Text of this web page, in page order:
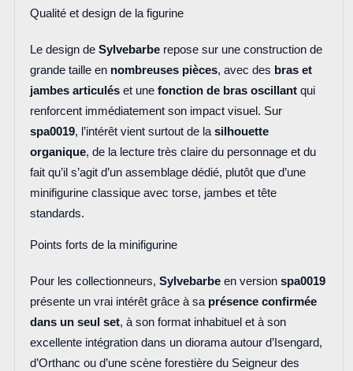
Qualité et design de la figurine
Le design de Sylvebarberepose sur une construction de
grande taille en nombreuses pièces, avec des bras et
jambes articuléset une fonction de bras oscillantqui
renforcent immédiatement son impact visuel. Sur
spa0019, l’intérêt vient surtout de la silhouette
organique, de la lecture très claire du personnage et du
fait qu’il s’agit d’un assemblage dédié, plutôt que d’une
minifigurine classique avec torse, jambes et tête
standards.
Points forts de la minifigurine
Pour les collectionneurs, Sylvebarbeen version spa0019
présente un vrai intérêt grâce à sa présence confirmée
dans un seul set, à son format inhabituel et à son
excellente intégration dans un diorama autour d’Isengard,
d’Orthanc ou d’une scène forestière du Seigneur des